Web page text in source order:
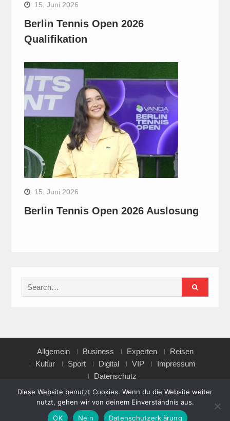
15. Juni 2026
Berlin Tennis Open 2026
Qualifikation
15. Juni 2026
Berlin Tennis Open 2026 Auslosung
Search
for:
Allgemein Business Experten
Reisen
Kultur
Sport Digital VIP
Impressum
Datenschutz
Copyright © All rights reserved.
Diese Website benutzt Cookies. Wenn du die Website weiter
nutzt, gehen wir von deinem Einverständnis aus.
OK
Nein Datenschutzerklärung